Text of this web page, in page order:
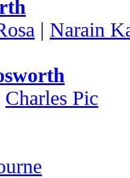
| Narain
Charles Pic